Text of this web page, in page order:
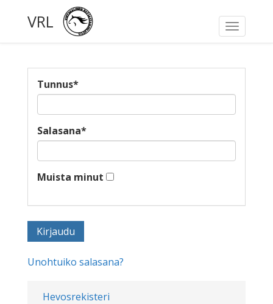
Toggle
VRL
Hevosrekisteri
Tunnus*
Salasana*
Muista minut
Unohtuiko salasana?